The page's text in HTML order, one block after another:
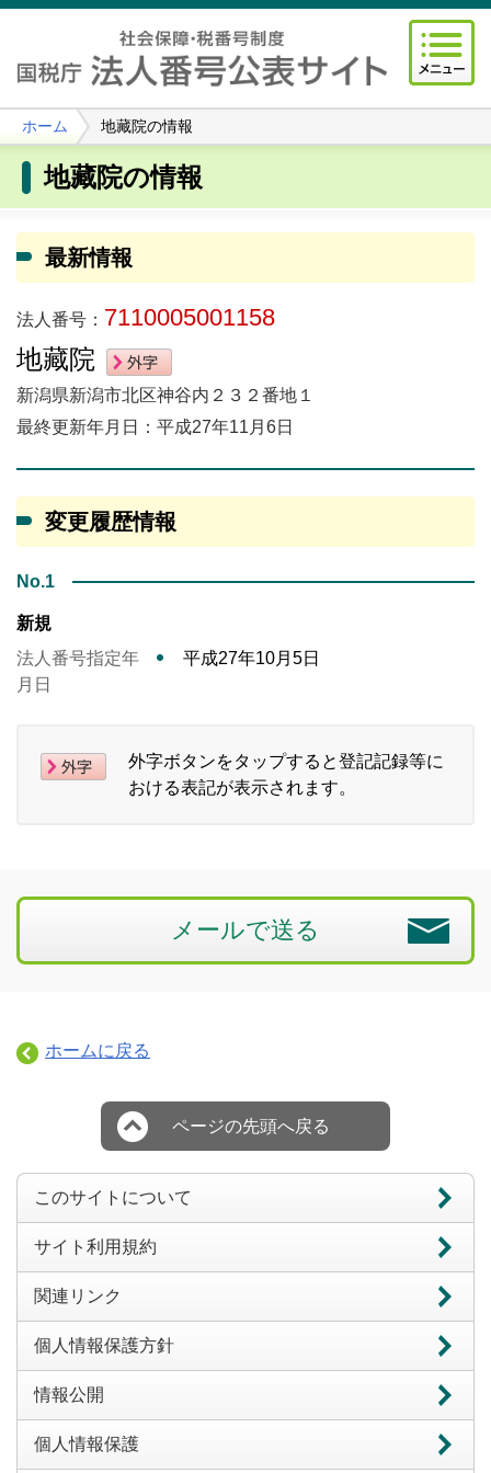
ホーム 地藏院の情報
地藏院の情報
最新情報
法人番号： 7110005001158
地藏院
新潟県新潟市北区神谷内２３２番地１
最終更新年月日：平成27年11月6日
変更履歴情報
No.1
新規
法人番号指定年
月日
平成27年10月5日
外字ボタンをタップすると登記記録等に
おける表記が表示されます。
メールで送る
ホームに戻る
ページの先頭へ戻る
このサイトについて
サイト利用規約
関連リンク
個人情報保護方針
情報公開
個人情報保護